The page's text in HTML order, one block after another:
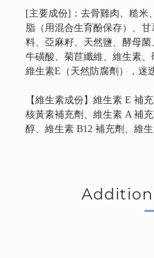
[主要成份]：去骨雞肉、糙米
脂（用混合生育酚保存）、
料、亞麻籽、天然鹽、酵母菌
牛磺酸、菊苣纖維、維生素
維生素E（天然防腐劑），迷
【維生素成份】維生素 E 補
核黃素補充劑、維生素 A 補
醇、維生素 B12 補充劑、維
[營養成分保證值]：粗蛋白質